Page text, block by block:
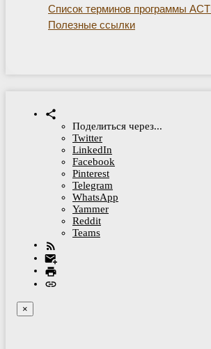
Список терминов программы
Полезные ссылки
Поделиться через...
Twitter
LinkedIn
Facebook
Pinterest
Telegram
WhatsApp
Yammer
Reddit
Teams
×